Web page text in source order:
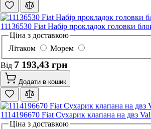
11136530 Fiat Набір прокладок головки
Ціна з доставкою
Літаком
Морем
Від 7 193,43 грн
Додати в кошик
1114196670 Fiat Сухарик клапана на двз
Ціна з доставкою